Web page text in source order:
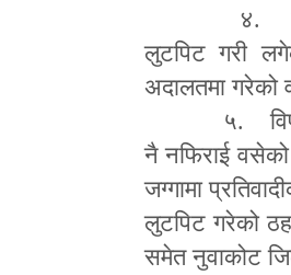
४.
लुटपिट गरी
अदालतमा गरेको
५.
नै नफिराई
जग्गामा
लुटपिट गरेको
समेत नुवाकोट